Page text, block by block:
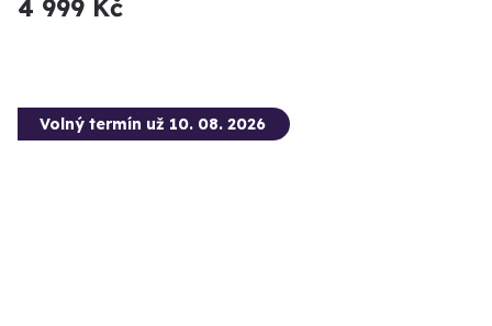
4 999 Kč
Volný termín už 10. 08. 2026